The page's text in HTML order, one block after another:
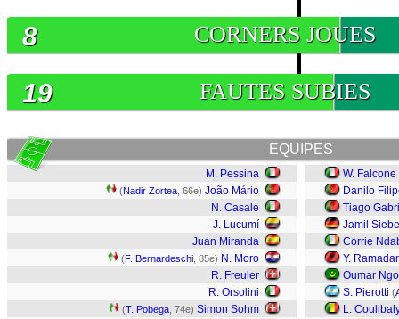
CORNERS JOUES
8
FAUTES SUBIES
19
EQUIPES
M. Pessina
(Nadir Zortea , 66e) João Mário
N. Casale
J. Lucumí
Juan Miranda
(F. Bernardeschi , 85e) N. Moro
R. Freuler
R. Orsolini
(T. Pobega , 74e) Simon Sohm
W. Falcone
Danilo
Tiago
Jamil
Corrie
Y.
Oumar
S. Pierotti (
L.